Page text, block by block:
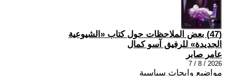
(47) بعض الملاحظات حول كتاب «الشيوعية
الجديدة» للرفيق آسو كمال
عامر صابر
2026 / 8 / 7
مواضيع وابحاث سياسية